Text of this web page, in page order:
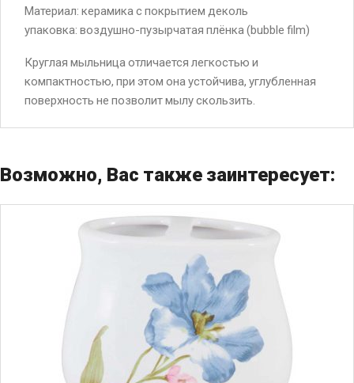
Материал: керамика с покрытием деколь
упаковка: воздушно-пузырчатая плёнка (bubble film)
Круглая мыльница отличается легкостью и
компактностью, при этом она устойчива, углубленная
поверхность не позволит мылу скользить.
Возможно, Вас также заинтересует: